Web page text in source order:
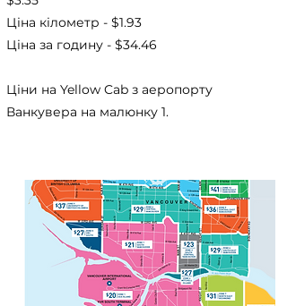
Ціна кілометр - $1.93
Ціна за годину - $34.46
Ціни на Yellow Cab з аеропорту
Ванкувера на малюнку 1.